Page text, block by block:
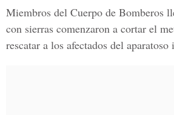
Miembros del Cuerpo de Bomberos
con sierras comenzaron a cortar el
rescatar a los afectados del aparatoso